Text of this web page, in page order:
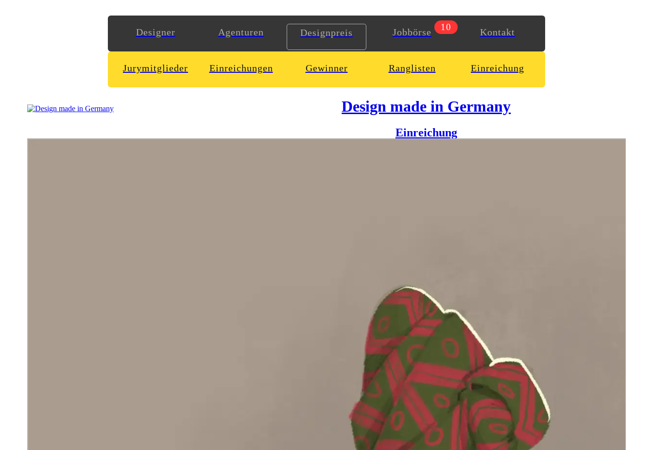
Designer Agenturen Designpreis Jobbörse 10 Kontakt
Jurymitglieder Einreichungen Gewinner Ranglisten Einreichung
Design made in Germany
Einreichung